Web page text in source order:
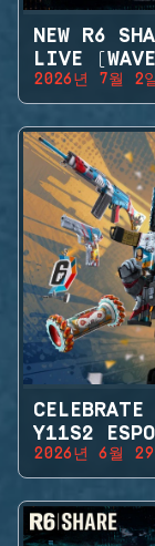
NEW R6
LIVE
2026년 7월 2
Y11S2
2026년 6월 29